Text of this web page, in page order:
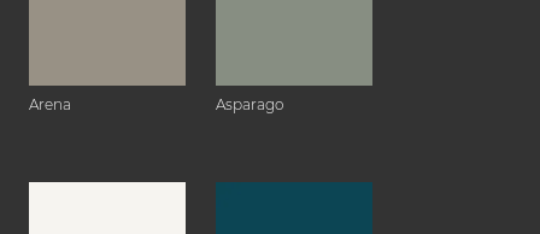
Arena Asparago